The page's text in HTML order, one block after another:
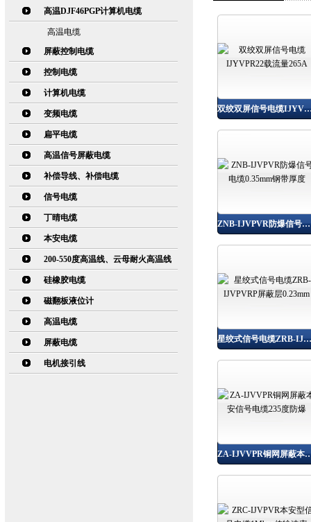
高温DJF46PGP计算机电缆
高温电缆
屏蔽控制电缆
控制电缆
计算机电缆
变频电缆
扁平电缆
高温信号屏蔽电缆
补偿导线、补偿电缆
信号电缆
丁晴电缆
本安电缆
200-550度高温线、云母耐火高温线
硅橡胶电缆
磁翻板液位计
高温电缆
屏蔽电缆
电机接引线
双绞双屏信号电缆IJYVPR22
ZNB-IJVPVR防爆信号电缆0.35mm钢带厚度
星绞式信号电缆ZRB-IJVPVRP屏蔽层0.23mm
ZA-IJVVPR铜网屏蔽本安信